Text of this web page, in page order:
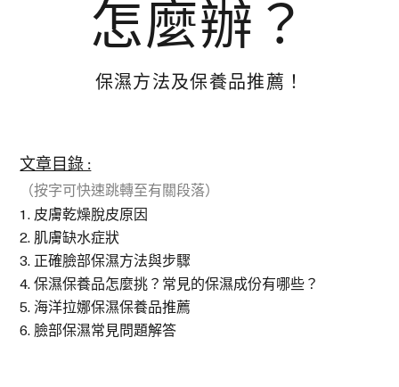
怎麼辦？
保濕方法及保養品推薦！
文章目錄 :
（按字可快速跳轉至有關段落）
1. 皮膚乾燥脫皮原因
2. 肌膚缺水症狀
3. 正確臉部保濕方法與步驟
4. 保濕保養品怎麼挑？常見的保濕成份有哪些？
5. 海洋拉娜保濕保養品推薦
6. 臉部保濕常見問題解答